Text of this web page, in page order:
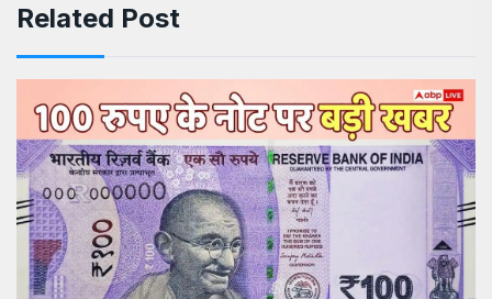
Related Post